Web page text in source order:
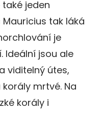
jeden
tak láká
je
Ideální jsou ale
viditelný útes,
mrtvé. Na
korály i